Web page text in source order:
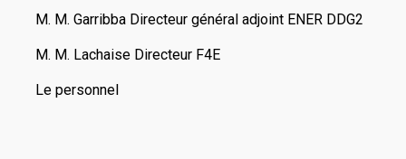
M. M. Garribba Directeur général adjoint ENER DDG2
M. M. Lachaise Directeur F4E
Le personnel